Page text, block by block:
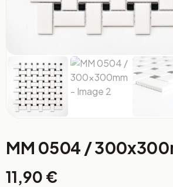
MM 0504 /
11,90 €